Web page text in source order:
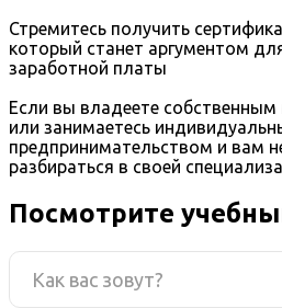
Стремитесь получить
который станет аргументом
заработной платы
Если вы владеете
или занимаетесь
предпринимательством и вам
разбираться в своей
Посмотрите